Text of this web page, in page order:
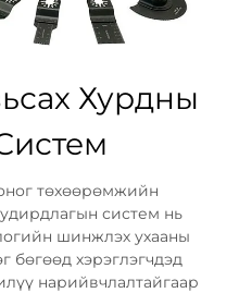
Хурдны
төхөөрөмжийн
систем нь
шинжлэх ухааны
бөгөөд хэрэглэгчдэд
нарийвчлалтайгаар